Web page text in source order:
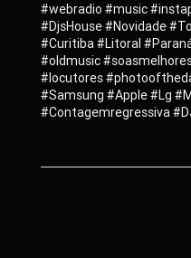
#webradio #music
#DjsHouse #Novidade
#Curitiba #Litoral
#oldmusic
#locutores
#Samsung #Apple #Lg
#Contagemregressiva